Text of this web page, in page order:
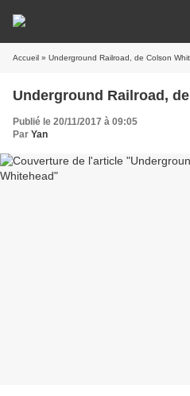
Accueil » Underground Railroad, de Colson
Underground Railroad,
Publié le 20/11/2017 à 09:05
Par Yan